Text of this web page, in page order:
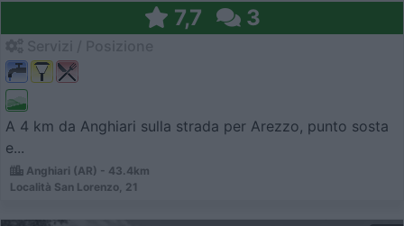
7,7 3
A 4 km da Anghiari sulla strada per Arezzo, punto sosta
e...
Anghiari (AR) - 43.4km
Località San Lorenzo, 21